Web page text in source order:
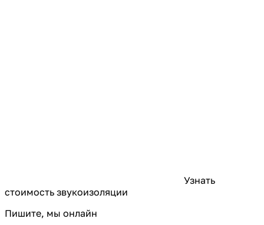
Узнать
стоимость звукоизоляции
Пишите, мы онлайн